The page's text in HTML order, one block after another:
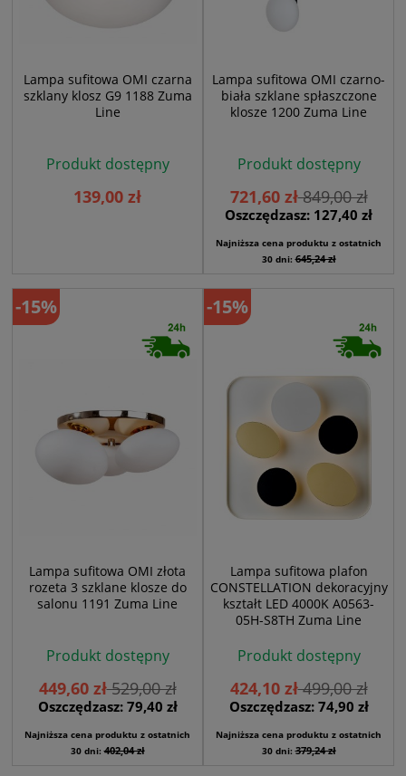
Lampa sufitowa OMI czarna
szklany klosz G9 1188 Zuma
Line
Produkt dostępny
139,00 zł
Lampa sufitowa OMI czarno-
biała szklane spłaszczone
klosze 1200 Zuma Line
Produkt dostępny
721,60 zł849,00 zł
Oszczędzasz: 127,40 zł
Najniższa cena produktu z ostatnich
30 dni:645,24 zł
Lampa sufitowa OMI złota
rozeta 3 szklane klosze do
salonu 1191 Zuma Line
Produkt dostępny
449,60 zł529,00 zł
Oszczędzasz: 79,40 zł
Najniższa cena produktu z ostatnich
30 dni:402,04 zł
-15%
Lampa sufitowa plafon
CONSTELLATION dekoracyjny
kształt LED 4000K A0563-
05H-S8TH Zuma Line
Produkt dostępny
424,10 zł499,00 zł
Oszczędzasz: 74,90 zł
Najniższa cena produktu z ostatnich
30 dni:379,24 zł
-15%